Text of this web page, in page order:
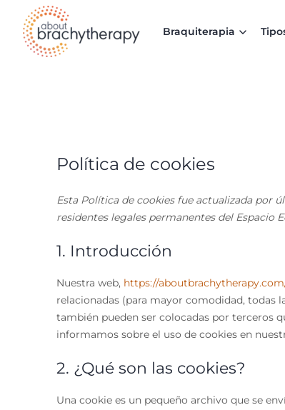
Skip to content
Braquiterapia
Política de cookies
Esta Política de cookies fue actualizada por
residentes legales permanentes del Espacio
1. Introducción
Nuestra web, https://
relacionadas (para mayor comodidad, todas
también pueden ser colocadas por terceros
informamos sobre el uso de cookies en
2. ¿Qué son las cookies?
Una cookie es un pequeño archivo que se